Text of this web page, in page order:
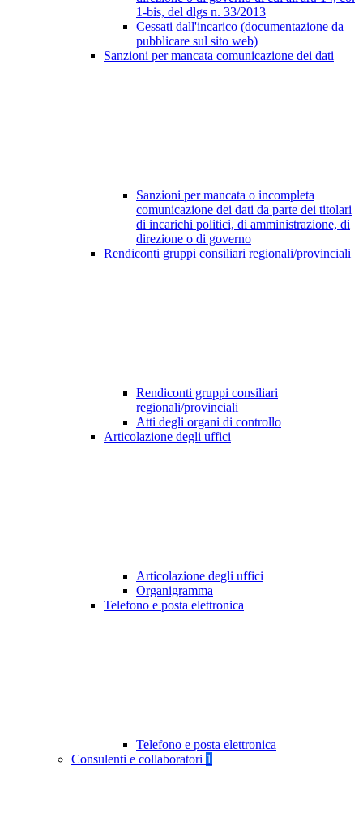
1-bis, del dlgs n. 33/2013
Cessati dall'incarico (documentazione da
pubblicare sul sito web)
Sanzioni per mancata comunicazione dei dati
Sanzioni per mancata o incompleta
comunicazione dei dati da parte dei titolari
di incarichi politici, di amministrazione, di
direzione o di governo
Rendiconti gruppi consiliari regionali/provinciali
Rendiconti gruppi consiliari
regionali/provinciali
Atti degli organi di controllo
Articolazione degli uffici
Articolazione degli uffici
Organigramma
Telefono e posta elettronica
Telefono e posta elettronica
Consulenti e collaboratori 1